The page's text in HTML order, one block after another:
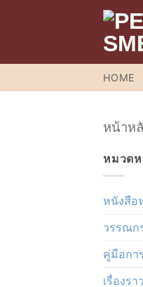
HOME
หน้าห
หมวด
หนังสือ
วรรณก
คู่มือกา
เรื่องร